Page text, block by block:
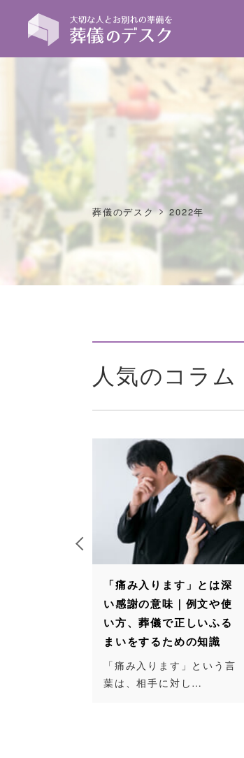
葬儀のデスク>2022年
人気のコラム
「痛み入ります」とは深
い感謝の意味｜例文や使
い方、葬儀で正しいふる
まいをするための知識
「痛み入ります」という言
葉は、相手に対し…
祖母の葬
金額相場
1万円〜3
き方や渡
祖母の葬
額相場は